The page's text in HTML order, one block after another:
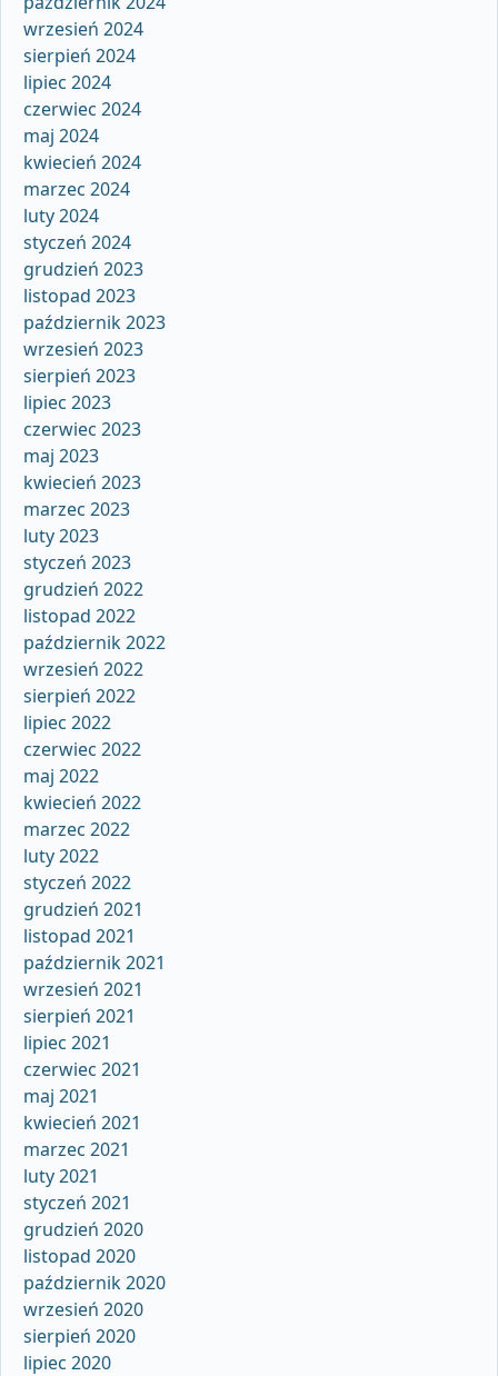
wrzesień 2024
sierpień 2024
lipiec 2024
czerwiec 2024
maj 2024
kwiecień 2024
marzec 2024
luty 2024
styczeń 2024
grudzień 2023
listopad 2023
październik 2023
wrzesień 2023
sierpień 2023
lipiec 2023
czerwiec 2023
maj 2023
kwiecień 2023
marzec 2023
luty 2023
styczeń 2023
grudzień 2022
listopad 2022
październik 2022
wrzesień 2022
sierpień 2022
lipiec 2022
czerwiec 2022
maj 2022
kwiecień 2022
marzec 2022
luty 2022
styczeń 2022
grudzień 2021
listopad 2021
październik 2021
wrzesień 2021
sierpień 2021
lipiec 2021
czerwiec 2021
maj 2021
kwiecień 2021
marzec 2021
luty 2021
styczeń 2021
grudzień 2020
listopad 2020
październik 2020
wrzesień 2020
sierpień 2020
lipiec 2020